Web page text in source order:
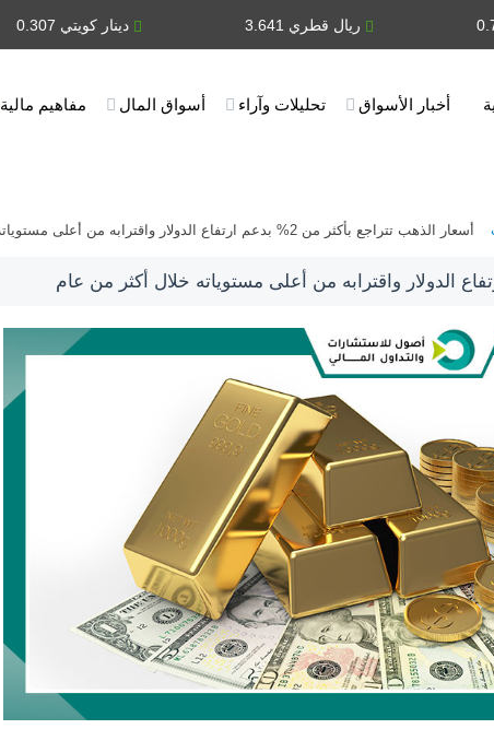
ريال قطري 3.641 دينار كويتي 0.307
أخبار الأسواق تحليلات وآراء أسواق المال مفاهيم مالية
أسعار الذهب تتراجع بأكثر من 2% بدعم ارتفاع الدولار واقترابه من أعلى مستوياته خلال أكثر من عام